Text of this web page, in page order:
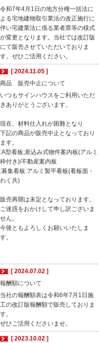
令和7年4月1日の地方分権一括法に
よる宅地建物取引業法の改正施行に
伴い宅建業法に係る業者票等の様式
が変更となります。当社では改訂版
にて販売させていただいておりま
す。ぜひご活用ください。
[ 2024.11.05 ]
商品 販売中止について
いつもサインハウスをご利用いただ
きありがとうございます。
現在、材料仕入れが困難となり
下記の商品が販売中止となっており
ます。
:A型看板;差込み式物件案内板(アルミ
枠付き)/不動産案内板
:募集看板:アルミ製平看板(看板面・
わく共)
販売再開は未定となっております。
ご迷惑をおかけして申し訳ございま
せん。
今後ともよろしくお願いいたしま
す。
[ 2024.07.02 ]
報酬額について
当社の報酬額表は令和6年7月1日施
工の改訂版報酬額で販売しておりま
す。
ぜひご活用くださいませ。
[ 2023.10.02 ]